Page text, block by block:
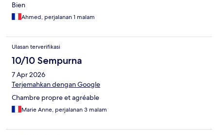
Bien
Ahmed, perjalanan 1 malam
Ulasan terverifikasi
10/10 Sempurna
7 Apr 2026
Terjemahkan dengan Google
Chambre propre et agréable
Marie Anne, perjalanan 3 malam